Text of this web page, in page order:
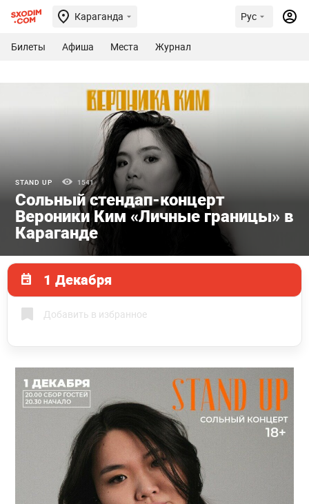
Караганда Рус
Билеты Афиша Места Журнал
STAND UP 1541
Сольный стендап-концерт
Вероники Ким «Личные границы» в
Караганде
1 Декабря
Добавить в избранное